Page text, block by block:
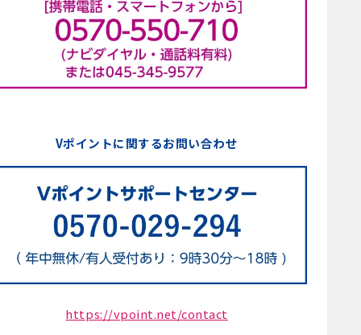
Vポイントに関するお問い合わせ
https://vpoint.net/contact